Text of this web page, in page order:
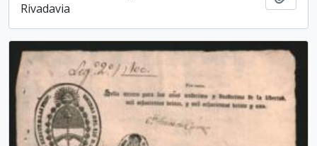
Rivadavia